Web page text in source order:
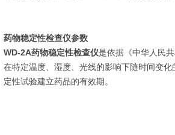
药物稳定性检查仪参数
WD-2A药物稳定性检查仪是依据《中华人民
在特定温度、湿度、光线的影响下随时间变
定性试验建立药品的有效期。